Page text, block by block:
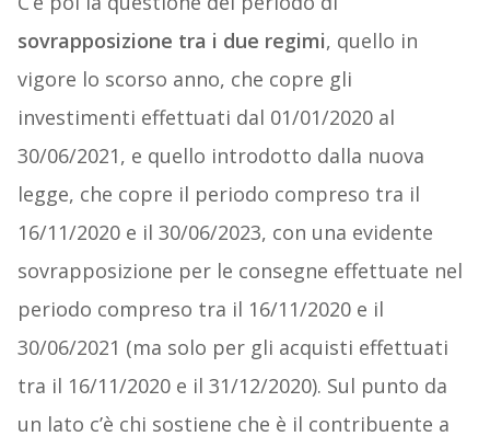
sovrapposizione tra i due regimi, quello in
vigore lo scorso anno, che copre gli
investimenti effettuati dal 01/01/2020 al
30/06/2021, e quello introdotto dalla nuova
legge, che copre il periodo compreso tra il
16/11/2020 e il 30/06/2023, con una evidente
sovrapposizione per le consegne effettuate nel
periodo compreso tra il 16/11/2020 e il
30/06/2021 (ma solo per gli acquisti effettuati
tra il 16/11/2020 e il 31/12/2020). Sul punto da
un lato c’è chi sostiene che è il contribuente a